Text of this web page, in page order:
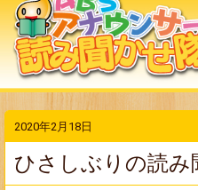
2020年2月18日
ひさしぶりの読み